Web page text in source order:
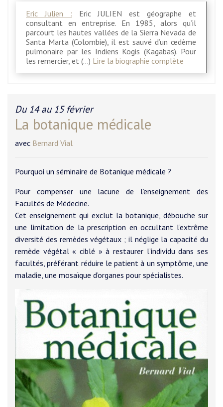
Eric Julien : Eric JULIEN est géographe et
consultant en entreprise. En 1985, alors qu’il
parcourt les hautes vallées de la Sierra Nevada de
Santa Marta (Colombie), il est sauvé d’un œdème
pulmonaire par les Indiens Kogis (Kagabas). Pour
les remercier, et (…) Lire la biographie complète
Du 14 au 15 février
La botanique médicale
avec Bernard Vial
Pourquoi un séminaire de Botanique médicale ?
Pour compenser une lacune de l’enseignement des
Facultés de Médecine.
Cet enseignement qui exclut la botanique, débouche sur
une limitation de la prescription en occultant l’extrême
diversité des remèdes végétaux ; il néglige la capacité du
remède végétal « ciblé » à restaurer l’individu dans ses
facultés, préférant réduire le patient à un symptôme, une
maladie, une mosaïque d’organes pour spécialistes.